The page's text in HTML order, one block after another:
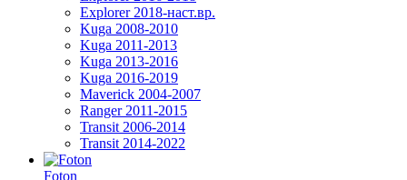
Explorer 2018-наст.вр.
Kuga 2008-2010
Kuga 2011-2013
Kuga 2013-2016
Kuga 2016-2019
Maverick 2004-2007
Ranger 2011-2015
Transit 2006-2014
Transit 2014-2022
Foton